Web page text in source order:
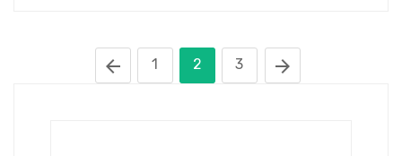
1 2 3